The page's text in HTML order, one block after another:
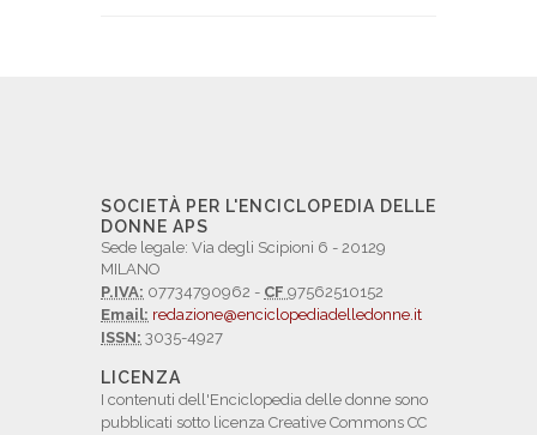
SOCIETÀ PER L'ENCICLOPEDIA DELLE
DONNE APS
Sede legale: Via degli Scipioni 6 - 20129
MILANO
P.IVA: 07734790962 - CF 97562510152
Email: redazione@enciclopediadelledonne.it
ISSN: 3035-4927
LICENZA
I contenuti dell'Enciclopedia delle donne sono
pubblicati sotto licenza Creative Commons CC